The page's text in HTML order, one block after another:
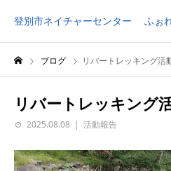
登別市ネイチャーセンター ふぉ
ブログ リバートレッキング活
リバートレッキング
2025.08.08 活動報告